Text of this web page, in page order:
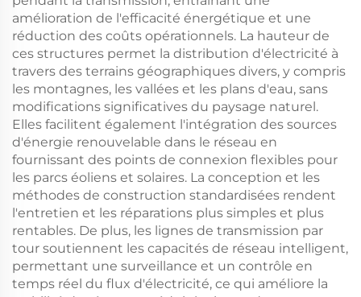
amélioration de l'efficacité énergétique et une
réduction des coûts opérationnels. La hauteur de
ces structures permet la distribution d'électricité à
travers des terrains géographiques divers, y compris
les montagnes, les vallées et les plans d'eau, sans
modifications significatives du paysage naturel.
Elles facilitent également l'intégration des sources
d'énergie renouvelable dans le réseau en
fournissant des points de connexion flexibles pour
les parcs éoliens et solaires. La conception et les
méthodes de construction standardisées rendent
l'entretien et les réparations plus simples et plus
rentables. De plus, les lignes de transmission par
tour soutiennent les capacités de réseau intelligent,
permettant une surveillance et un contrôle en
temps réel du flux d'électricité, ce qui améliore la